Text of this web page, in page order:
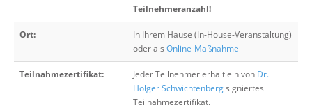
Teilnehmeranzahl!
Ort:
In Ihrem Hause (In-House-Veranstaltung)
oder als Online-Maßnahme
Teilnahmezertifikat: Jeder Teilnehmer erhält ein von Dr.
Holger Schwichtenbergsigniertes
Teilnahmezertifikat.